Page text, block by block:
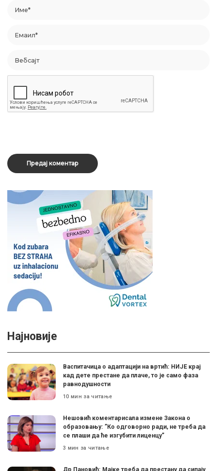
Најновије
Васпитачица о адаптацији на вртић: НИЈЕ крај
кад дете престане да плаче, то је само фаза
равнодушности
10 мин за читање
Нешовић коментарисала измене Закона о
образовању: ”Ко одговорно ради, не треба да
се плаши да ће изгубити лиценцу”
3 мин за читање
Др Пановић: Мајке треба да престану да сипају